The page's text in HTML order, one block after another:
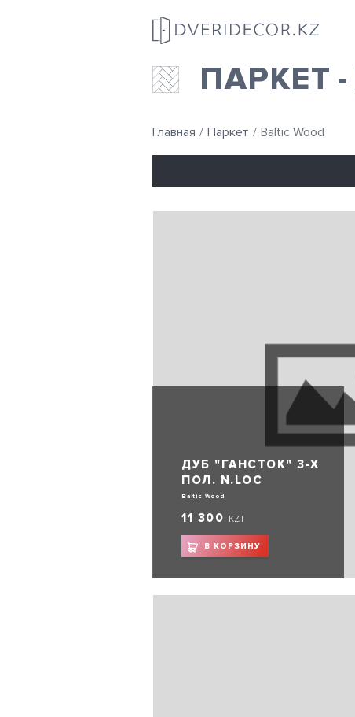
ПАРКЕТ -
Главная Паркет Baltic Wood
ДУБ "ГАНСТОК" 3-Х
ПОЛ. N.LOC
Baltic Wood
11 300 KZT
В КОРЗИНУ